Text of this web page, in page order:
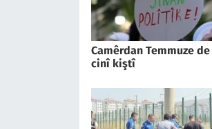
Camêrdan Temmuze de
cinî kiştî